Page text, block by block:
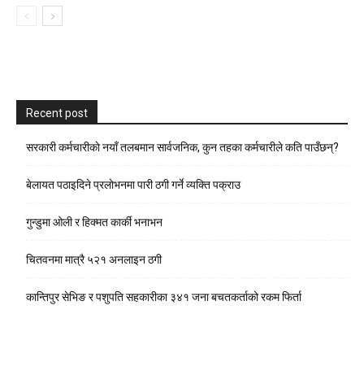
Recent post
सरकारी कर्मचारीकाे नयाँ तलबमान सार्वजनिक, कुन तहका कर्मचारीले कति पाउँछन्?
बेलायत पठाइदिने प्रलाेभनमा पारी ठगी गर्ने व्यक्ति पक्राउ
गुन्डुमा ओली र हिक्मत कार्की भनाभन
चितवनमा मात्रै ५२१ अनलाइन ठगी
कान्तिपुर सेभिङ र पशुपति सहकारीका ३४१ जना बचतकर्ताको रकम फिर्ता